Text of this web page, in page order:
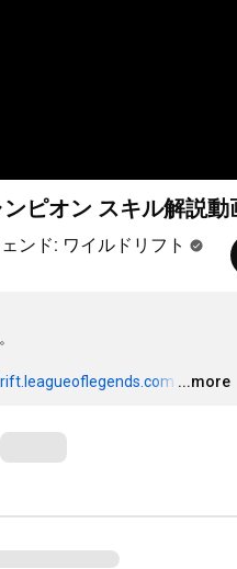
ピオン スキル解説
ンド: ワイルドリフト
…
...more